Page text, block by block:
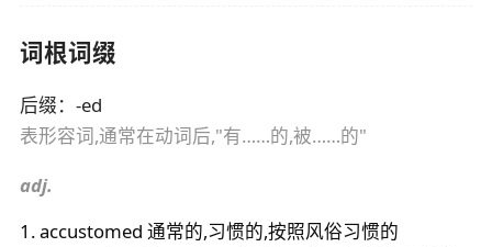
词根词缀
后缀： -ed
表形容词,通常在动词后,"有……的,被……的"
adj.
1 .accustomed 通常的,习惯的,按照风俗习惯的